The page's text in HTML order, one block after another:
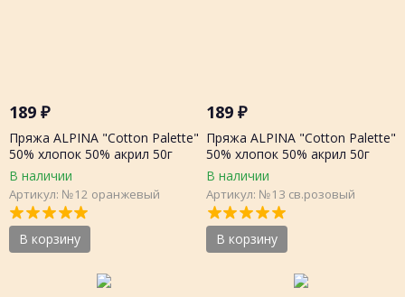
189 ₽
Пряжа ALPINA "Cotton Palette"
50% хлопок 50% акрил 50г
205м, шт.
В наличии
Артикул: №12 оранжевый
В корзину
189₽
Пряжа ALPINA "Cotton Palette"
50% хлопок 50% акрил 50г
205м, шт.
В наличии
Артикул: №13 св.розовый
В корзину